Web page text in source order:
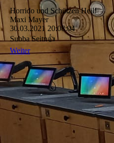
Horrido und Schützen Heil!
Maxi Mayer
30.03.2021 20:08:04
Subba Seitn👍
Weiter